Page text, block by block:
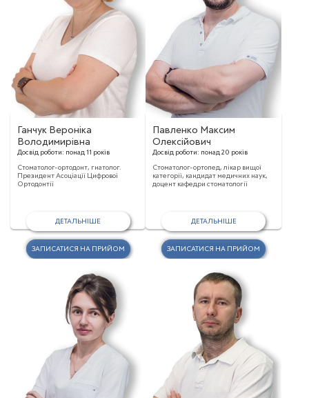
Ганчук Вероніка
Володимирівна
Досвід роботи: понад 11 років
Стоматолог-ортодонт, гнатолог.
Президент Асоціації Цифрової
Ортодонтії
ДЕТАЛЬНІШЕ
ЗАПИСАТИСЯ НА ПРИЙОМ
Павленко Максим
Олексійович
Досвід роботи: понад 20 років
Стоматолог-ортопед, лікар вищої
категорії, кандидат медичних наук,
доцент кафедри стоматології
ДЕТАЛЬНІШЕ
ЗАПИСАТИСЯ НА ПРИЙОМ